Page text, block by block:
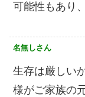
可能性もあり
名無しさん
生存は厳しい
様がご家族の